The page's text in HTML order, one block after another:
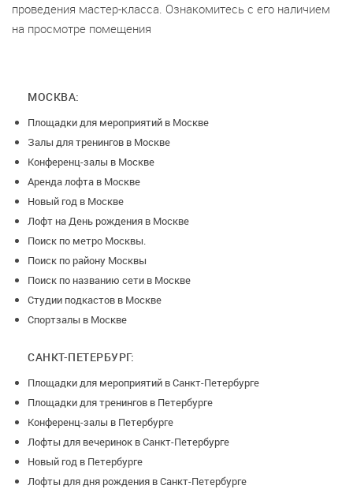
проведения мастер-класса. Ознакомитесь с его наличием
на просмотре помещения
МОСКВА:
Площадки для мероприятий в Москве
Залы для тренингов в Москве
Конференц-залы в Москве
Аренда лофта в Москве
Новый год в Москве
Лофт на День рождения в Москве
Поиск по метро Москвы.
Поиск по району Москвы
Поиск по названию сети в Москве
Студии подкастов в Москве
Спортзалы в Москве
САНКТ-ПЕТЕРБУРГ:
Площадки для мероприятий в Санкт-Петербурге
Площадки для тренингов в Петербурге
Конференц-залы в Петербурге
Лофты для вечеринок в Санкт-Петербурге
Новый год в Петербурге
Лофты для дня рождения в Санкт-Петербурге